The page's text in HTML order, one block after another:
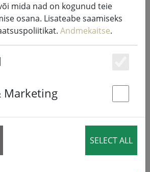
LED-tuled Basic
240 LED soe valge
mida nad on kogunud teie
osana. Lisateabe saamiseks
Andmekaitse.
Marketing
SELECT ALL